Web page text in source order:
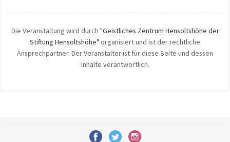
Die Veranstaltung wird durch "Geistliches Zentrum Hensoltshöhe der
Stiftung Hensoltshöhe" organisiert und ist der rechtliche
Ansprechpartner. Der Veranstalter ist für diese Seite und dessen
Inhalte verantwortlich.